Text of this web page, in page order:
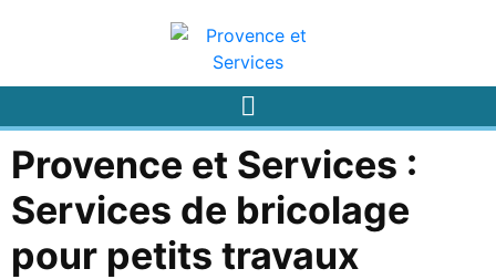
Provence et Services :
Services de bricolage
pour petits travaux